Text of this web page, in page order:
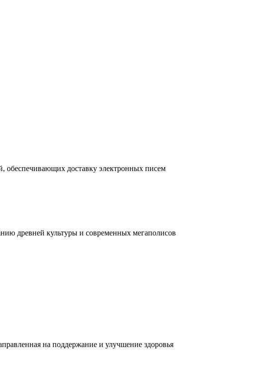
обеспечивающих доставку электронных писем
древней культуры и современных мегаполисов
на поддержание и улучшение здоровья